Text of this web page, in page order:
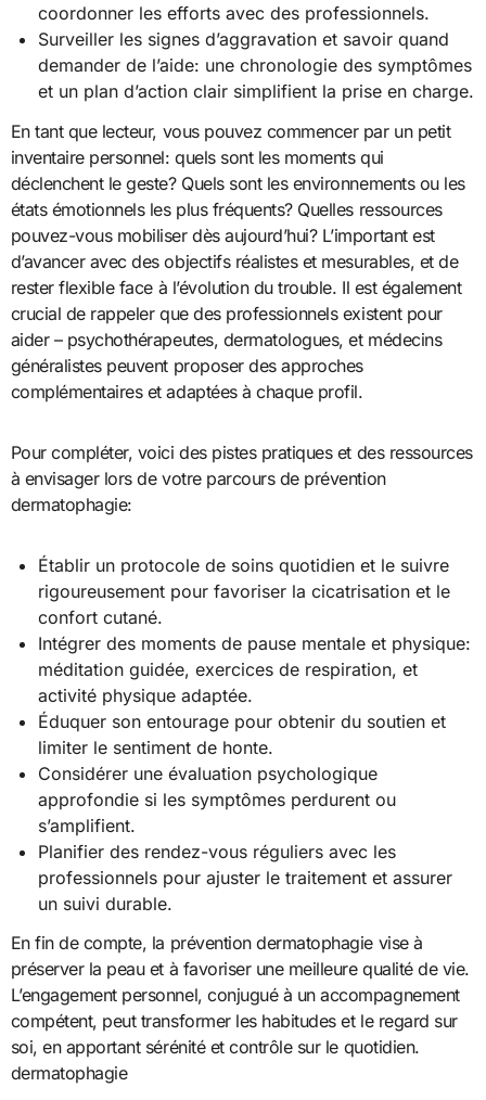
coordonner les efforts avec des professionnels.
Surveiller les signes d’aggravation et savoir quand
demander de l’aide: une chronologie des symptômes
et un plan d’action clair simplifient la prise en charge.
En tant que lecteur, vous pouvez commencer par un petit
inventaire personnel: quels sont les moments qui
déclenchent le geste? Quels sont les environnements ou les
états émotionnels les plus fréquents? Quelles ressources
pouvez-vous mobiliser dès aujourd’hui? L’important est
d’avancer avec des objectifs réalistes et mesurables, et de
rester flexible face à l’évolution du trouble. Il est également
crucial de rappeler que des professionnels existent pour
aider – psychothérapeutes, dermatologues, et médecins
généralistes peuvent proposer des approches
complémentaires et adaptées à chaque profil.
Pour compléter, voici des pistes pratiques et des ressources
à envisager lors de votre parcours de prévention
dermatophagie:
Établir un protocole de soins quotidien et le suivre
rigoureusement pour favoriser la cicatrisation et le
confort cutané.
Intégrer des moments de pause mentale et physique:
méditation guidée, exercices de respiration, et
activité physique adaptée.
Éduquer son entourage pour obtenir du soutien et
limiter le sentiment de honte.
Considérer une évaluation psychologique
approfondie si les symptômes perdurent ou
s’amplifient.
Planifier des rendez-vous réguliers avec les
professionnels pour ajuster le traitement et assurer
un suivi durable.
En fin de compte, la prévention dermatophagie vise à
préserver la peau et à favoriser une meilleure qualité de vie.
L’engagement personnel, conjugué à un accompagnement
compétent, peut transformer les habitudes et le regard sur
soi, en apportant sérénité et contrôle sur le quotidien.
dermatophagie